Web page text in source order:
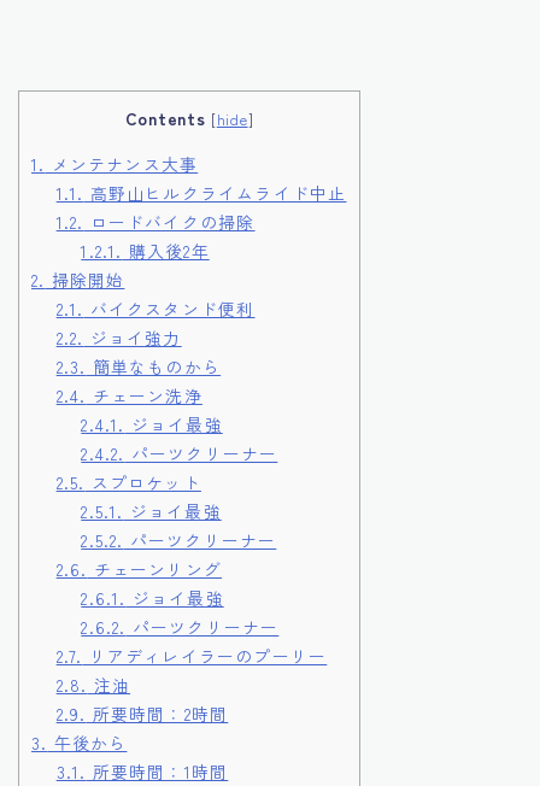
Contents [hide]
1. メンテナンス大事
1.1. 高野山ヒルクライムライド中止
1.2. ロードバイクの掃除
1.2.1. 購入後2年
2. 掃除開始
2.1. バイクスタンド便利
2.2. ジョイ強力
2.3. 簡単なものから
2.4. チェーン洗浄
2.4.1. ジョイ最強
2.4.2. パーツクリーナー
2.5. スプロケット
2.5.1. ジョイ最強
2.5.2. パーツクリーナー
2.6. チェーンリング
2.6.1. ジョイ最強
2.6.2. パーツクリーナー
2.7. リアディレイラーのプーリー
2.8. 注油
2.9. 所要時間：2時間
3. 午後から
3.1. 所要時間：1時間